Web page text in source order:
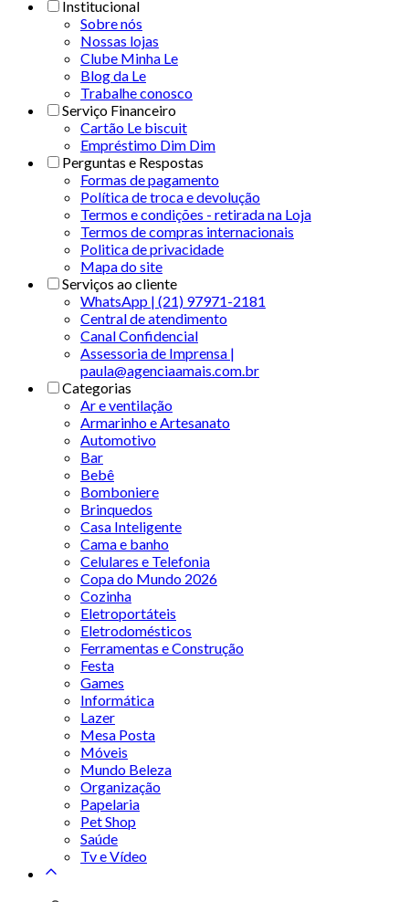
Institucional
Sobre nós
Nossas lojas
Clube Minha Le
Blog da Le
Trabalhe conosco
Serviço Financeiro
Cartão Le biscuit
Empréstimo Dim Dim
Perguntas e Respostas
Formas de pagamento
Política de troca e devolução
Termos e condições - retirada na Loja
Termos de compras internacionais
Politica de privacidade
Mapa do site
Serviços ao cliente
WhatsApp | (21) 97971-2181
Central de atendimento
Canal Confidencial
Assessoria de Imprensa |
paula@agenciaamais.com.br
Categorias
Ar e ventilação
Armarinho e Artesanato
Automotivo
Bar
Bebê
Bomboniere
Brinquedos
Casa Inteligente
Cama e banho
Celulares e Telefonia
Copa do Mundo 2026
Cozinha
Eletroportáteis
Eletrodomésticos
Ferramentas e Construção
Festa
Games
Informática
Lazer
Mesa Posta
Móveis
Mundo Beleza
Organização
Papelaria
Pet Shop
Saúde
Tv e Vídeo